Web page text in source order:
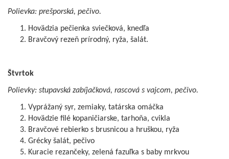
Polievka: prešporská, pečivo.
Hovädzia pečienka sviečková, knedľa
Bravčový rezeň prírodný, ryža, šalát.
Štvrtok
Polievky: stupavská zabíjačková, rascová s vajcom, pečivo.
Vyprážaný syr, zemiaky, tatárska omáčka
Hovädzie filé kopaničiarske, tarhoňa, cvikla
Bravčové rebierko s brusnicou a hruškou, ryža
Grécky šalát, pečivo
Kuracie rezančeky, zelená fazuľka s baby mrkvou